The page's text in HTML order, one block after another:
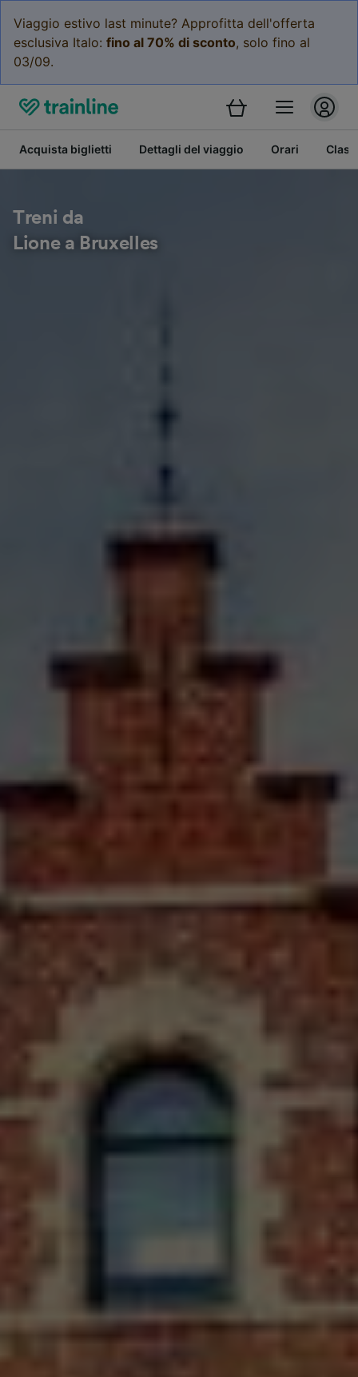
Viaggio estivo last minute? Approfitta dell'offerta
esclusiva Italo: fino al 70% di sconto, solo fino al
03/09.
Acquista biglietti Dettagli del viaggio Orari
Treni da
Lione a Bruxelles